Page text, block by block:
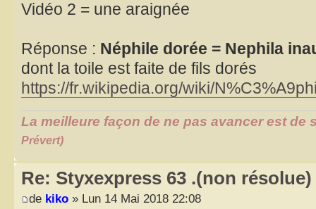
Vidéo 2 = une araignée
Réponse : Néphile dorée = Nephila
dont la toile est faite de fils dorés
https://fr.wikipedia.org/wiki/
La meilleure façon de ne pas avancer est de
Prévert)
Re: Styxexpress 63 .(non résolue)
de kiko » Lun 14 Mai 2018 22:08